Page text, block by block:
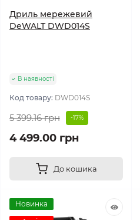
Дриль мережевий
DeWALT DWD014S
В наявності
Код товару: DWD014S
5 399.16 грн -17%
4 499.00 грн
До кошика
Новинка